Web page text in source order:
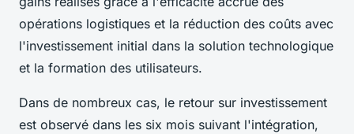
opérations logistiques et la réduction des coûts avec
l'investissement initial dans la solution technologique
et la formation des utilisateurs.
Dans de nombreux cas, le retour sur investissement
est observé dans les six mois suivant l'intégration,